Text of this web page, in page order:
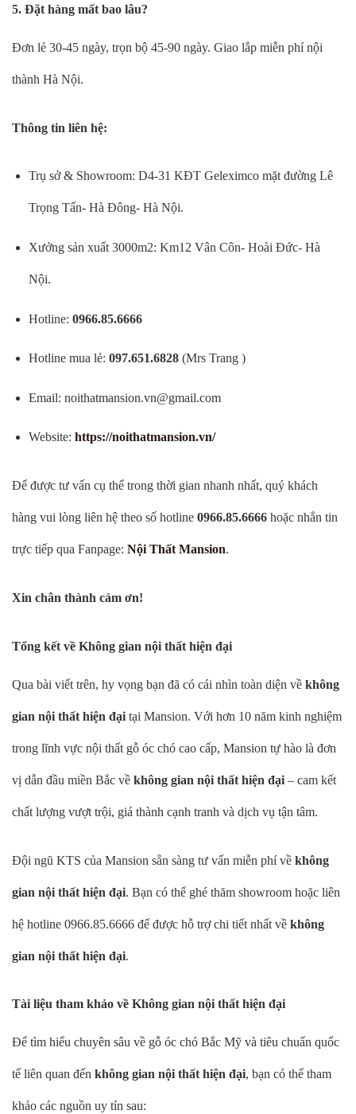
5. Đặt hàng mất bao lâu?
Đơn lẻ 30-45 ngày, trọn bộ 45-90 ngày. Giao lắp miễn phí nội
thành Hà Nội.
Thông tin liên hệ:
Trụ sở & Showroom: D4-31 KĐT Geleximco mặt đường Lê
Trọng Tấn- Hà Đông- Hà Nội.
Xưởng sản xuất 3000m2: Km12 Vân Côn- Hoài Đức- Hà
Nội.
Hotline: 0966.85.6666
Hotline mua lẻ: 097.651.6828(Mrs Trang )
Email: noithatmansion.vn@gmail.com
Website: https://noithatmansion.vn/
Để được tư vấn cụ thể trong thời gian nhanh nhất, quý khách
hàng vui lòng liên hệ theo số hotline 0966.85.6666 hoặc nhắn tin
trực tiếp qua Fanpage: Nội Thất Mansion.
Xin chân thành cảm ơn!
Tổng kết về Không gian nội thất hiện đại
Qua bài viết trên, hy vọng bạn đã có cái nhìn toàn diện về không
gian nội thất hiện đại tại Mansion. Với hơn 10 năm kinh nghiệm
trong lĩnh vực nội thất gỗ óc chó cao cấp, Mansion tự hào là đơn
vị dẫn đầu miền Bắc về không gian nội thất hiện đại – cam kết
chất lượng vượt trội, giá thành cạnh tranh và dịch vụ tận tâm.
Đội ngũ KTS của Mansion sẵn sàng tư vấn miễn phí về không
gian nội thất hiện đại. Bạn có thể ghé thăm showroom hoặc liên
hệ hotline 0966.85.6666 để được hỗ trợ chi tiết nhất về không
gian nội thất hiện đại.
Tài liệu tham khảo về Không gian nội thất hiện đại
Để tìm hiểu chuyên sâu về gỗ óc chó Bắc Mỹ và tiêu chuẩn quốc
tế liên quan đến không gian nội thất hiện đại, bạn có thể tham
khảo các nguồn uy tín sau: